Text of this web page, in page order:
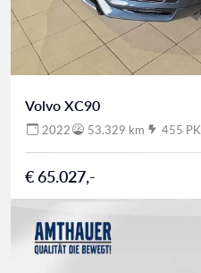
Volvo XC90
2022 53.329 km 455 PK
€ 65.027,-